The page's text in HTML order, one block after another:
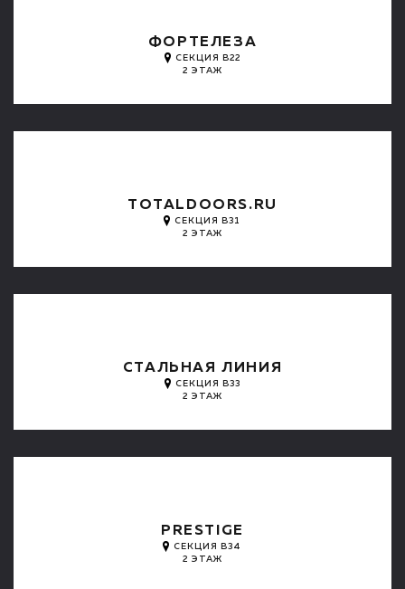
ФОРТЕЛЕЗА
СЕКЦИЯ B22
2 ЭТАЖ
TOTALDOORS.RU
СЕКЦИЯ B31
2 ЭТАЖ
СТАЛЬНАЯ ЛИНИЯ
СЕКЦИЯ B33
2 ЭТАЖ
PRESTIGE
СЕКЦИЯ B34
2 ЭТАЖ